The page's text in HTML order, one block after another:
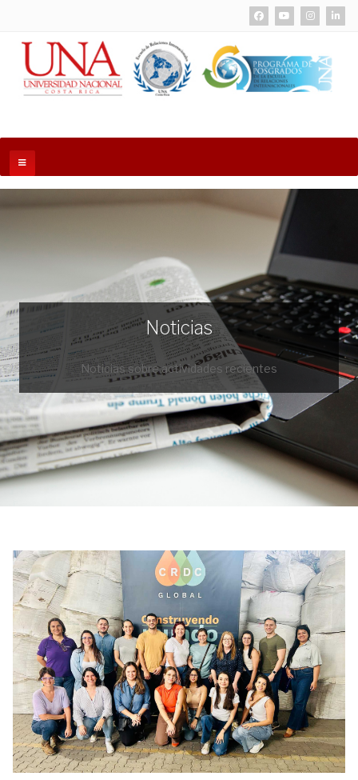
Noticias
Noticias sobre actividades recientes